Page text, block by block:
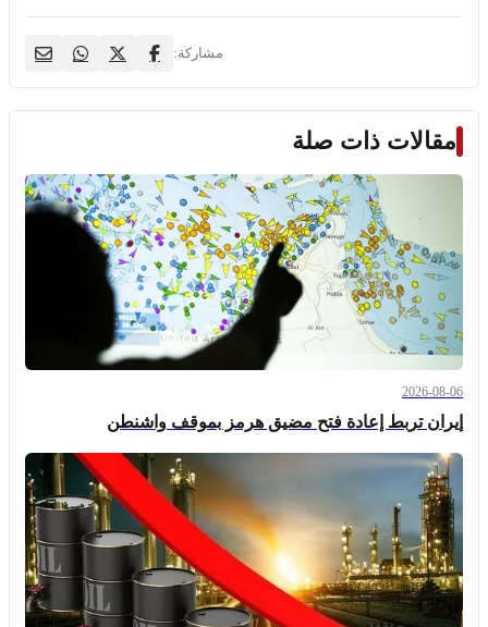
مشاركة:
مقالات ذات صلة
2026-08-06
إيران تربط إعادة فتح مضيق هرمز بموقف واشنطن